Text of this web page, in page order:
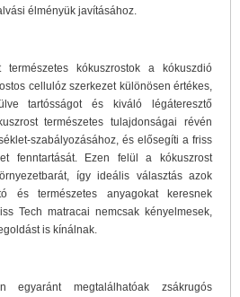
élményük javításához.
természetes kókuszrostok a kókuszdió
cellulóz szerkezet különösen értékes,
tartósságot és kiváló légáteresztő
természetes tulajdonságai révén
szabályozásához, és elősegíti a friss
fenntartását. Ezen felül a kókuszrost
így ideális választás azok
és természetes anyagokat keresnek
Tech matracai nemcsak kényelmesek,
is kínálnak.
egyaránt megtalálhatóak zsákrugós